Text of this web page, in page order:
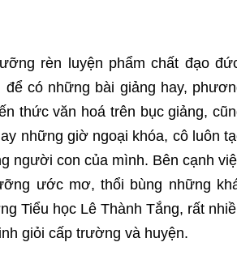
rèn luyện phẩm chất đạo
có những bài giảng hay,
thức văn hoá trên bục giảng,
những giờ ngoại khóa, cô luôn
người con của mình. Bên cạnh
ước mơ, thổi bùng những
Tiểu học Lê Thành Tắng, rất
giỏi cấp trường và huyện.